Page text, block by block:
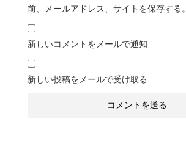
前、メールアドレス、サイトを保存する。
新しいコメントをメールで通知
新しい投稿をメールで受け取る